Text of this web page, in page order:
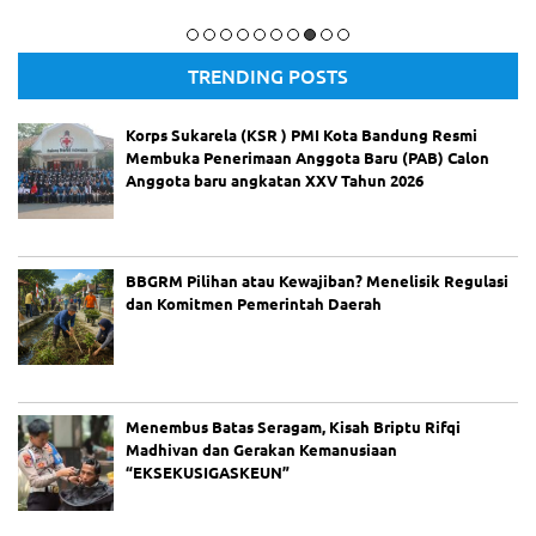
TRENDING POSTS
Korps Sukarela (KSR ) PMI Kota Bandung Resmi
Membuka Penerimaan Anggota Baru (PAB) Calon
Anggota baru angkatan XXV Tahun 2026
BBGRM Pilihan atau Kewajiban? Menelisik Regulasi
dan Komitmen Pemerintah Daerah
Menembus Batas Seragam, Kisah Briptu Rifqi
Madhivan dan Gerakan Kemanusiaan
“EKSEKUSIGASKEUN”